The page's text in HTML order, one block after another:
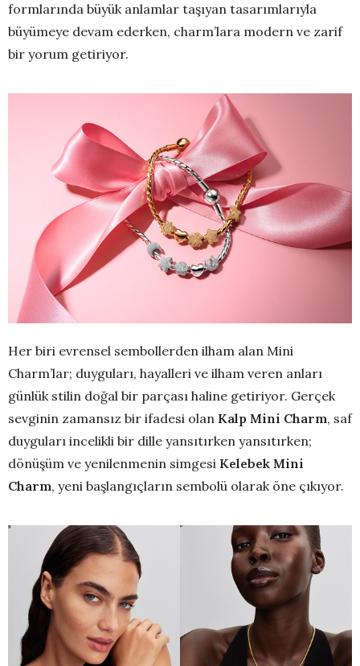
formlarında büyük anlamlar taşıyan tasarımlarıyla
büyümeye devam ederken, charm’lara modern ve zarif
bir yorum getiriyor.
Her biri evrensel sembollerden ilham alan Mini
Charm’lar; duyguları, hayalleri ve ilham veren anları
günlük stilin doğal bir parçası haline getiriyor. Gerçek
sevginin zamansız bir ifadesi olan Kalp Mini Charm, saf
duyguları incelikli bir dille yansıtırken yansıtırken;
dönüşüm ve yenilenmenin simgesi Kelebek Mini
Charm, yeni başlangıçların sembolü olarak öne çıkıyor.